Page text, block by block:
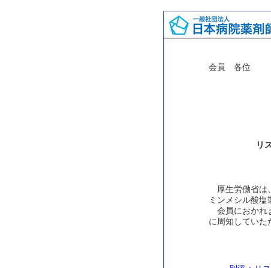
会員 各位
リ
厚生労働省は
ミンメシル酸塩
会員におかれ
に周知していた